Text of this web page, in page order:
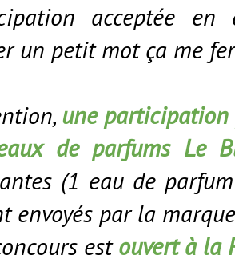
acceptée en
un petit mot ça me
une participation
de parfums Le
(1 eau de
envoyés par la
estouvert à la